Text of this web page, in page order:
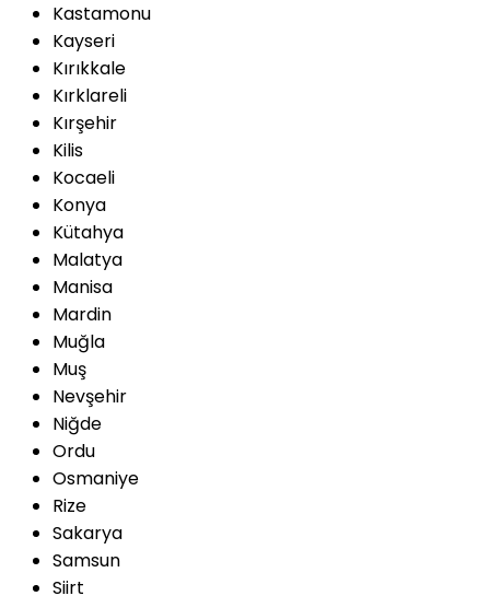
Kastamonu
Kayseri
Kırıkkale
Kırklareli
Kırşehir
Kilis
Kocaeli
Konya
Kütahya
Malatya
Manisa
Mardin
Muğla
Muş
Nevşehir
Niğde
Ordu
Osmaniye
Rize
Sakarya
Samsun
Siirt